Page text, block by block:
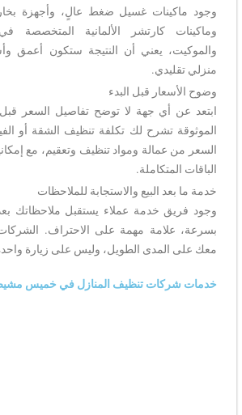
وجود ماكينات غسيل ضغط عالٍ، وأجهزة
وماكينات كارتشر الألمانية المتخصصة
والموكيت، يعني أن النتيجة ستكون أعمق
منزلي تقليدي.
وضوح الأسعار قبل البدء
ابتعد عن أي جهة لا توضح تفاصيل السعر قبل
الموثوقة تشرح لك تكلفة تنظيف الشقة أو
السعر من عمالة ومواد تنظيف وتعقيم، مع
الباقات المتكاملة.
خدمة ما بعد البيع والاستجابة للملاحظات
وجود فريق خدمة عملاء يستقبل ملاحظاتك بعد
بسرعة، علامة مهمة على الاحتراف. الشركات
معك على المدى الطويل، وليس على زيارة
خدمات شركات تنظيف المنازل في خميس